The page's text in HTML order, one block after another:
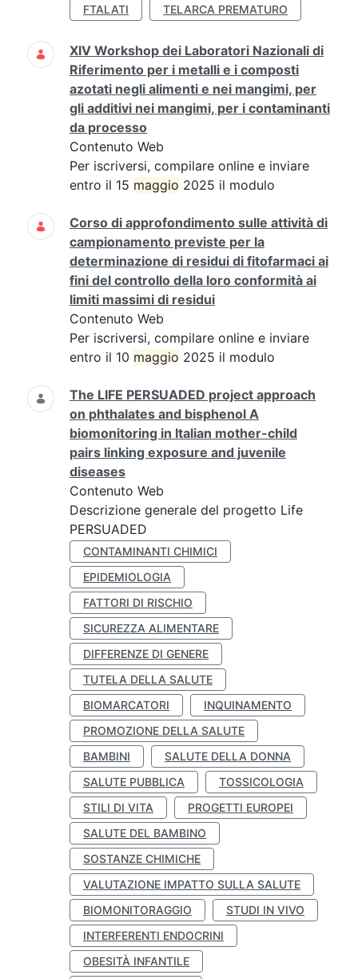
FTALATI
TELARCA PREMATURO
XIV Workshop dei Laboratori Nazionali di
Riferimento per i metalli e i composti
azotati negli alimenti e nei mangimi, per
gli additivi nei mangimi, per i contaminanti
da processo
Contenuto Web
Per iscriversi, compilare online e inviare
entro il 15 maggio 2025 il modulo
Corso di approfondimento sulle attività di
campionamento previste per la
determinazione di residui di fitofarmaci ai
fini del controllo della loro conformità ai
limiti massimi di residui
Contenuto Web
Per iscriversi, compilare online e inviare
entro il 10 maggio 2025 il modulo
The LIFE PERSUADED project approach
on phthalates and bisphenol A
biomonitoring in Italian mother-child
pairs linking exposure and juvenile
diseases
Contenuto Web
Descrizione generale del progetto Life
PERSUADED
CONTAMINANTI CHIMICI
EPIDEMIOLOGIA
FATTORI DI RISCHIO
SICUREZZA ALIMENTARE
DIFFERENZE DI GENERE
TUTELA DELLA SALUTE
BIOMARCATORI
INQUINAMENTO
PROMOZIONE DELLA SALUTE
BAMBINI
SALUTE DELLA DONNA
SALUTE PUBBLICA
TOSSICOLOGIA
STILI DI VITA
PROGETTI EUROPEI
SALUTE DEL BAMBINO
SOSTANZE CHIMICHE
VALUTAZIONE IMPATTO SULLA SALUTE
BIOMONITORAGGIO
STUDI IN VIVO
INTERFERENTI ENDOCRINI
OBESITÀ INFANTILE